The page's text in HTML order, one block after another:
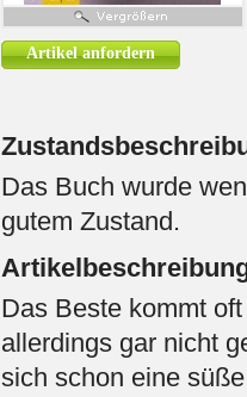
Artikel anfordern
Das Buch wurde
gutem Zustand.
Das Beste kommt
allerdings gar nicht
sich schon eine